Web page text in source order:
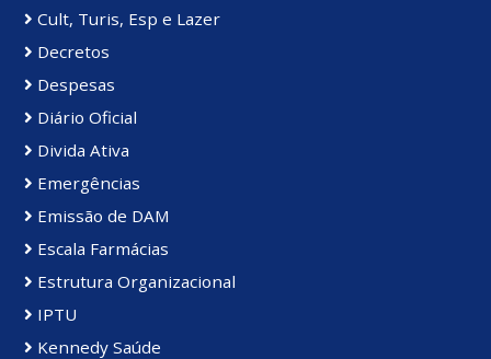
Cult, Turis, Esp e Lazer
Decretos
Despesas
Diário Oficial
Divida Ativa
Emergências
Emissão de DAM
Escala Farmácias
Estrutura Organizacional
IPTU
Kennedy Saúde